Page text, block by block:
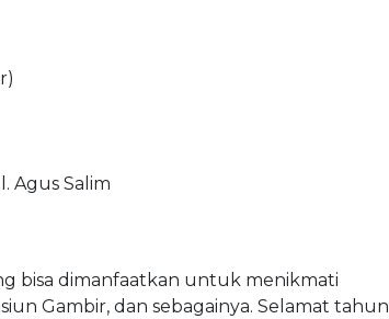
Agus Salim
bisa dimanfaatkan untuk menikmati
Gambir, dan sebagainya. Selamat tahun